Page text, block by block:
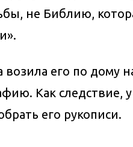
не Библию,
его по дому
Как следствие, у
его рукописи.